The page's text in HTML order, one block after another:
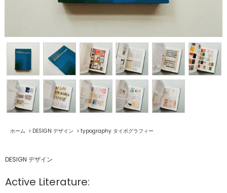
ホーム > DESIGN デザイン > typography タイポグラフィー
DESIGN デザイン
Active Literature: